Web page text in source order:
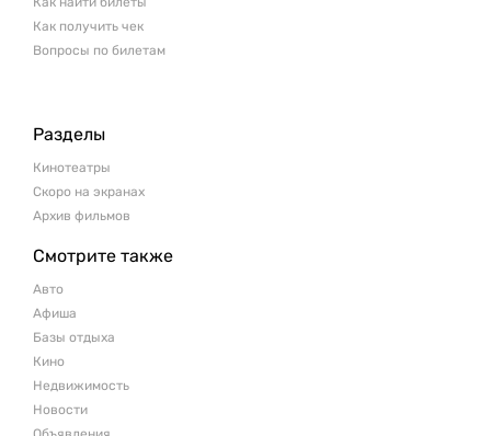
Как получить чек
Вопросы по билетам
Разделы
Кинотеатры
Скоро на экранах
Архив фильмов
Смотрите также
Авто
Афиша
Базы отдыха
Кино
Недвижимость
Новости